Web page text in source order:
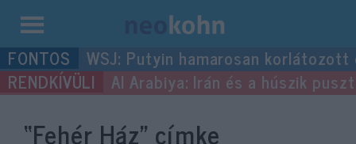
Kilépés
a
tartalomba
WSJ: Putyin hamarosan
Al Arabiya: Irán és a húszik
“Fehér Ház” címke